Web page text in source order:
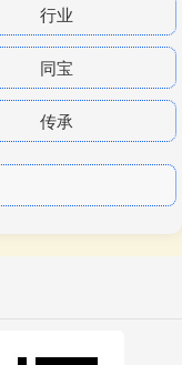
行业
同宝
传承